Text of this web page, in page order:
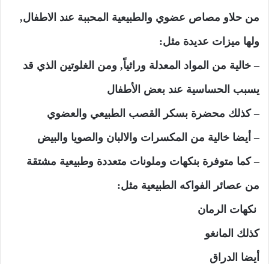
من حلاو مصاص عضوي والطبيعية المحببة عند الاطفال,
ولها ميزات عديدة مثل:
– خالية من المواد المعدلة وراثياً, ومن الغلوتين الذي قد
يسبب الحساسية عند بعض الأطفال
– كذلك محضرة بسكر القصب الطبيعي والعضوي
– أيضا خالية من المكسرات والالبان والصويا والبيض
– كما متوفرة بنكهات وملونات متعددة وطبيعية مشتقة
من عصائر الفواكه الطبيعية مثل:
نكهات الرمان
كذلك المانغو
أيضا الدراق